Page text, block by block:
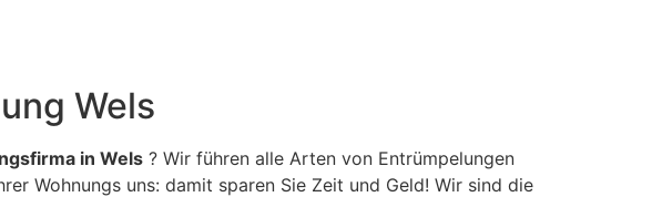
Wels
in Wels ? Wir führen alle Arten von Entrümpelungen
Wohnungs uns: damit sparen Sie Zeit und Geld! Wir sind die